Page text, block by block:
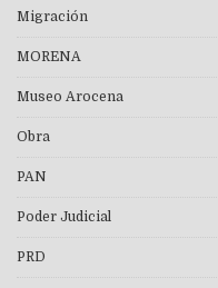
Migración
MORENA
Museo Arocena
Obra
PAN
Poder Judicial
PRD